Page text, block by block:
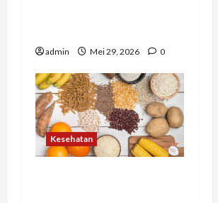
admin Mei 29, 2026 0
Kesehatan